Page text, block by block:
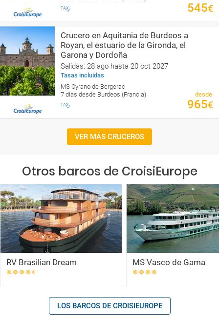
545€
Crucero en Aquitania de Burdeos a
Royan, el estuario de la Gironda, el
Garona y Dordoña
Salidas: 28 ago hasta 20 oct 2027
Tasas incluidas
MS Cyrano de Bergerac
7 días desde Burdeos (Francia)
desde
965€
VER MÁS CRUCEROS
Otros barcos de CroisiEurope
RV Brasilian Dream MS Vasco de Gama
LOS BARCOS DE CROISIEUROPE